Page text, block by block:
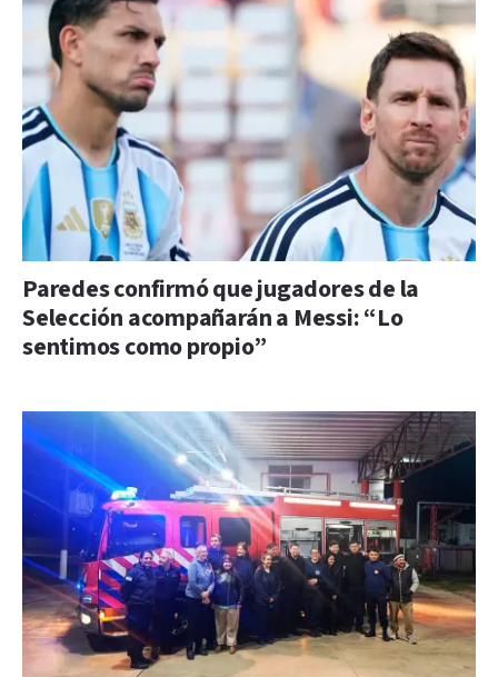
Paredes confirmó que jugadores de la
Selección acompañarán a Messi: “Lo
sentimos como propio”